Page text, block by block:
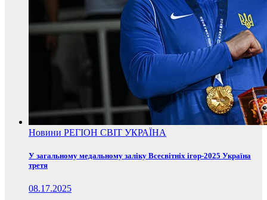
Новини РЕГІОН СВІТ УКРАЇНА
У загальному медальному заліку Всесвітніх ігор-2025 Україна
третя
08.17.2025